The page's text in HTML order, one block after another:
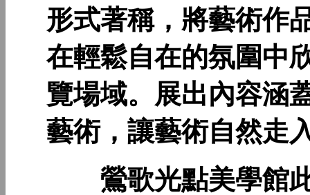
形式著稱，將藝術作
在輕鬆自在的氛圍中
覽場域。展出內容涵
藝術，讓藝術自然走
鶯歌光點美學館此